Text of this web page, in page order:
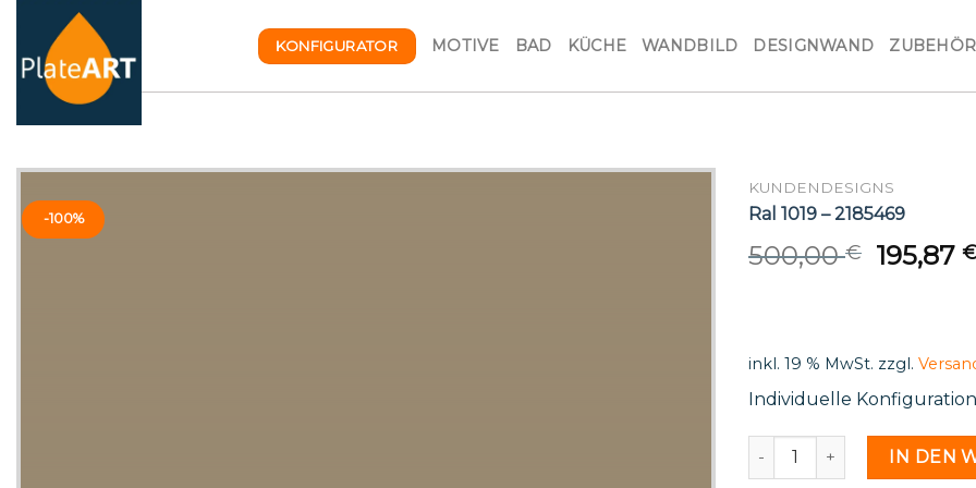
content
KONFIGURATOR MOTIVE BAD KÜCHE WANDBILD DESIGNWAND ZUBEHÖR
-100%
KUNDENDESIGNS
Ral 1019 – 2185469
500,00€ 195,87
inkl. 19 % MwSt. zzgl.
Individuelle Konfiguration
Ral 1019 - 2185469 Menge
IN DEN